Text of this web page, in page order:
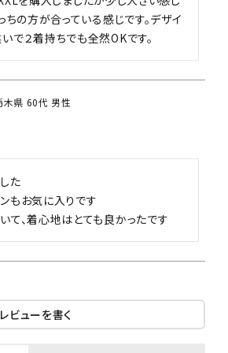
ちの方が合っている感じです。デザイ
で２着持ちでも全然OKです。
木県 60代 男性
た
もお気に入りです
て、着心地はとても良かったです
レビューを書く